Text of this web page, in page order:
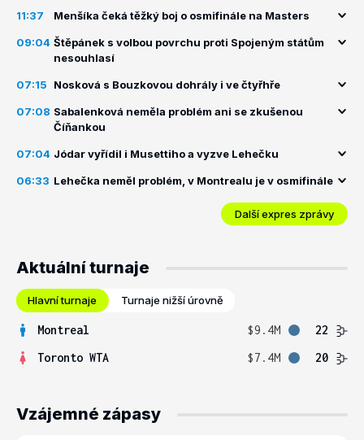
11:37 Menšíka čeká těžký boj o osmifinále na Masters
09:04 Štěpánek s volbou povrchu proti Spojeným státům
nesouhlasí
07:15 Nosková s Bouzkovou dohrály i ve čtyřhře
07:08 Sabalenková neměla problém ani se zkušenou
Číňankou
07:04 Jódar vyřídil i Musettiho a vyzve Lehečku
06:33 Lehečka neměl problém, v Montrealu je v osmifinále
Další expres zprávy
Aktuální turnaje
Hlavní turnaje Turnaje nižší úrovně
Montreal $9.4M
22
Toronto WTA
$7.4M 20
Vzájemné zápasy